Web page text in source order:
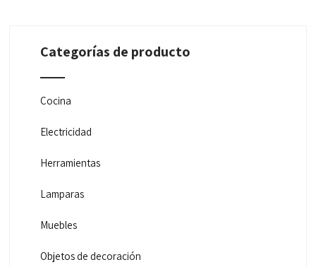
Categorías de producto
Cocina
Electricidad
Herramientas
Lamparas
Muebles
Objetos de decoración